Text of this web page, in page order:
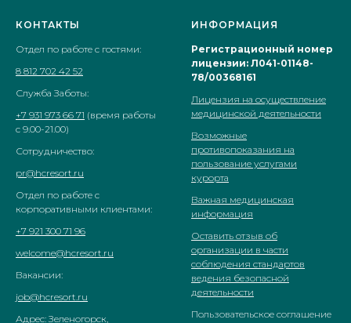
КОНТАКТЫ
Отдел по работе с гостями:
8 812 702 42 52
Служба Заботы:
+7 931 973 66 71 (время работы
с 9.00-21.00)
Сотрудничество:
pr@hcresort.ru
Отдел по работе с
корпоративными клиентами:
+7 921 300 71 96
welcome@hcresort.ru
Вакансии:
job@hcresort.ru
Адрес: Зеленогорск,
ИНФОРМАЦИЯ
Регистрационный номер
лицензии: Л041-01148-
78/00368161
Лицензия на осуществление
медицинской деятельности
Возможные
противопоказания на
пользование услугами
курорта
Важная медицинская
информация
Оставить отзыв об
организации в части
соблюдения стандартов
ведения безопасной
деятельности
Пользовательское соглашение